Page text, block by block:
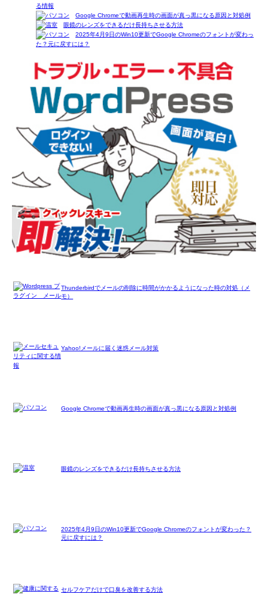
Google Chromeで動画再生時の画面が真っ黒になる原因と対処例
眼鏡のレンズをできるだけ長持ちさせる方法
2025年4月9日のWin10更新でGoogle Chromeのフォントが変わっ
た？元に戻すには？
Thunderbirdでメールの削除に時間がかかるようになった時の対処（メ
モ）
Yahoo!メールに届く迷惑メール対策
Google Chromeで動画再生時の画面が真っ黒になる原因と対処例
眼鏡のレンズをできるだけ長持ちさせる方法
2025年4月9日のWin10更新でGoogle Chromeのフォントが変わった？
元に戻すには？
セルフケアだけで口臭を改善する方法